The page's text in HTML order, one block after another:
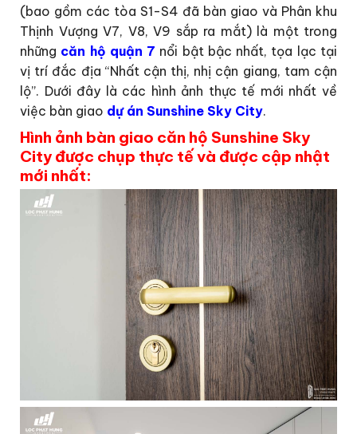
(bao gồm các tòa S1-S4 đã bàn giao và Phân khu
Thịnh Vượng V7, V8, V9 sắp ra mắt) là một trong
những căn hộ quận 7 nổi bật bậc nhất, tọa lạc tại
vị trí đắc địa “Nhất cận thị, nhị cận giang, tam cận
lộ”. Dưới đây là các hình ảnh thực tế mới nhất về
việc bàn giao dự án Sunshine Sky City.
Hình ảnh bàn giao căn hộ Sunshine Sky
City được chụp thực tế và được cập nhật
mới nhất: